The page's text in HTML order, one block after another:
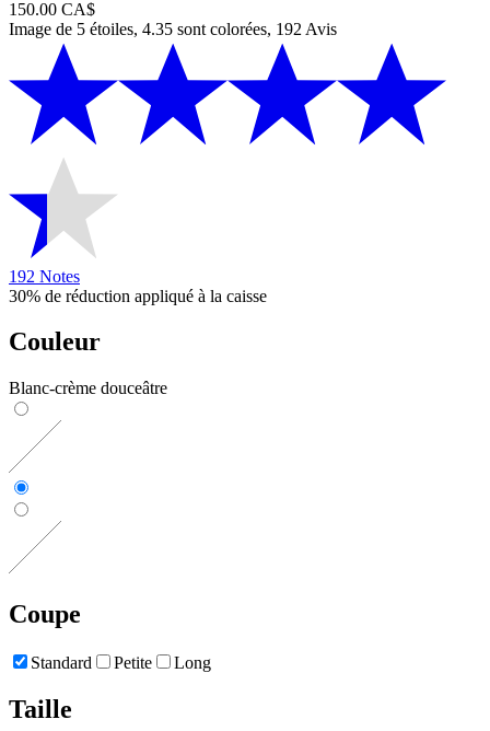
150.00 CA$
Image de 5 étoiles, 4.35 sont colorées, 192 Avis
192 Notes
30% de réduction appliqué à la caisse
Couleur
Blanc-crème douceâtre
Coupe
Standard Petite Long
Taille